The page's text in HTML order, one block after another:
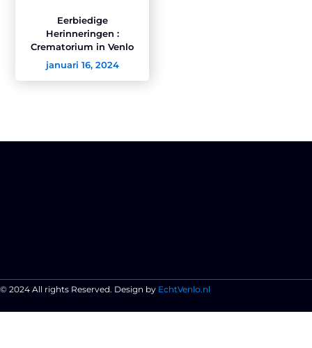
Eerbiedige
Herinneringen :
Crematorium in Venlo
januari 16, 2024
© 2024 All rights Reserved. Design by EchtVenlo.nl